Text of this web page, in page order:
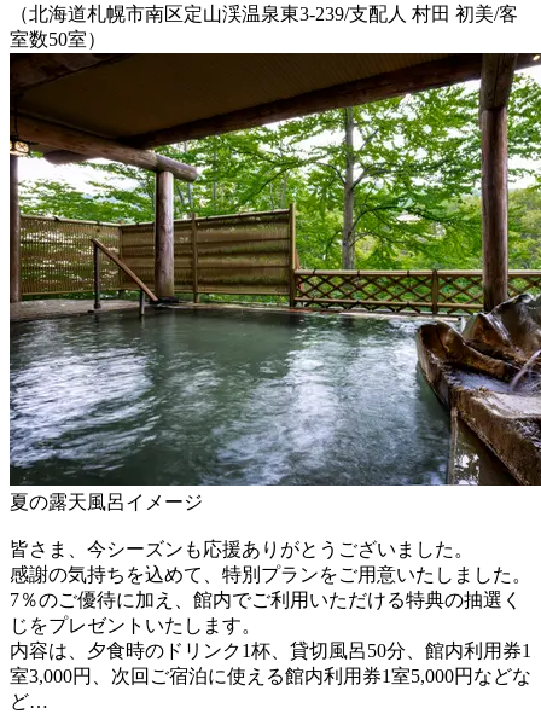
（北海道札幌市南区定山渓温泉東3-239/支配人 村田 初美/客
室数50室）
夏の露天風呂イメージ
皆さま、今シーズンも応援ありがとうございました。
感謝の気持ちを込めて、特別プランをご用意いたしました。
7％のご優待に加え、館内でご利用いただける特典の抽選く
じをプレゼントいたします。
内容は、夕食時のドリンク1杯、貸切風呂50分、館内利用券1
室3,000円、次回ご宿泊に使える館内利用券1室5,000円などな
ど…